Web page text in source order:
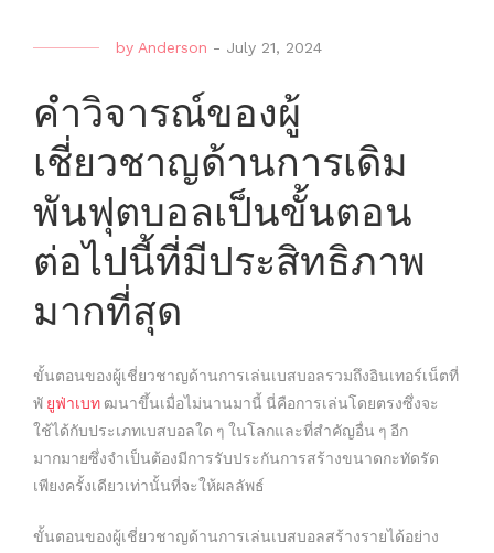
by Anderson - July 21, 2024
คำวิจารณ์ของผู้
เชี่ยวชาญด้านการเดิม
พันฟุตบอลเป็นขั้นตอน
ต่อไปนี้ที่มีประสิทธิภาพ
มากที่สุด
ขั้นตอนของผู้เชี่ยวชาญด้านการเล่นเบสบอลรวมถึงอินเทอร์เน็ตที่
พั ยูฟ่าเบท ฒนาขึ้นเมื่อไม่นานมานี้ นี่คือการเล่นโดยตรงซึ่งจะ
ใช้ได้กับประเภทเบสบอลใด ๆ ในโลกและที่สำคัญอื่น ๆ อีก
มากมายซึ่งจำเป็นต้องมีการรับประกันการสร้างขนาดกะทัดรัด
เพียงครั้งเดียวเท่านั้นที่จะให้ผลลัพธ์
ขั้นตอนของผู้เชี่ยวชาญด้านการเล่นเบสบอลสร้างรายได้อย่าง